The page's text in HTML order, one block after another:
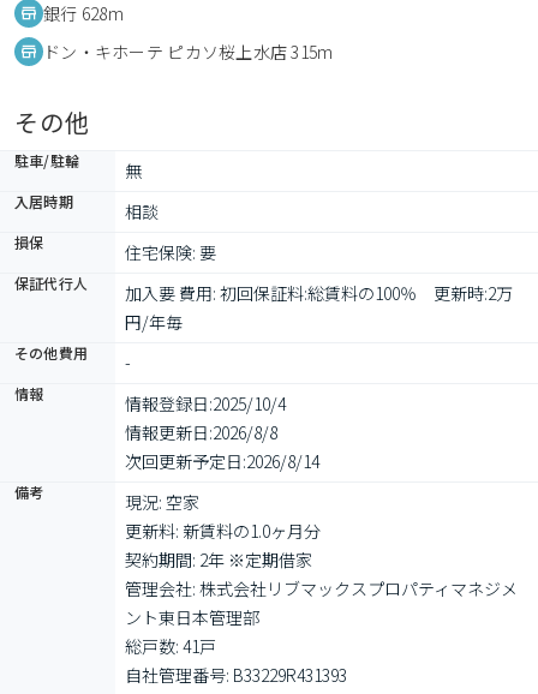
銀行 628m
ドン・キホーテ ピカソ桜上水店 315m
その他
駐車/駐輪 無
入居時期 相談
損保 住宅保険: 要
保証代行人
加入要 費用: 初回保証料:総賃料の100％　更新時:2万
円/年毎
その他費用 -
情報 情報登録日:2025/10/4
情報更新日:2026/8/8
次回更新予定日:2026/8/14
備考
現況: 空家
更新料: 新賃料の1.0ヶ月分
契約期間: 2年 ※定期借家
管理会社: 株式会社リブマックスプロパティマネジメ
ント東日本管理部
総戸数: 41戸
自社管理番号: B33229R431393